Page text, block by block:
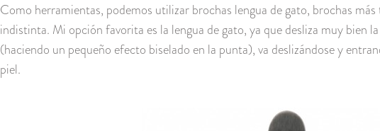
Como herramientas, podemos utilizar brochas lengua de gato, brochas
indistinta. Mi opción favorita es la lengua de gato, ya que desliza muy bien
(haciendo un pequeño efecto biselado en la punta), va deslizándose y
piel.